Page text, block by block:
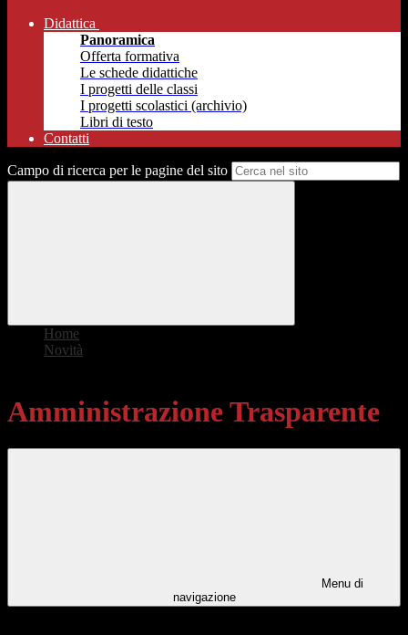
Didattica
Panoramica
Offerta formativa
Le schede didattiche
I progetti delle classi
I progetti scolastici (archivio)
Libri di testo
Contatti
Campo di ricerca per le pagine del sito
Home
Novità
Amministrazione Trasparente
Menu di
navigazione